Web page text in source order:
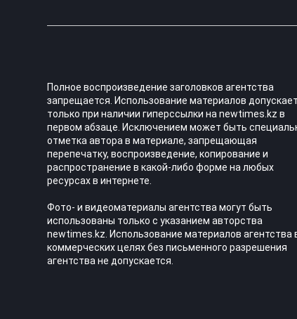
Полное воспроизведение заголовков агентства
запрещается. Использование материалов
только при наличии гиперссылки на newtimes.kz в
первом абзаце. Исключением может быть
отметка автора в материале, запрещающая
перепечатку, воспроизведение, копирование и
распространение в какой-либо форме на любых
ресурсах в интернете.
Фото- и видеоматериалы агентства могут быть
использованы только с указанием авторства
newtimes.kz. Использование материалов агентства
коммерческих целях без письменного разрешения
агентства не допускается.